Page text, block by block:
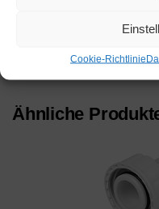
Cookie-Richtlinie
Schlagwörter: Ebay,
Ähnliche